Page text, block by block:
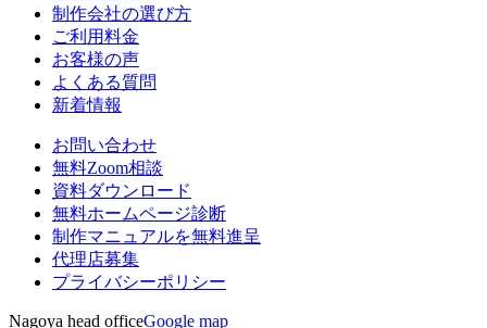
制作会社の選び方
ご利用料金
お客様の声
よくある質問
新着情報
お問い合わせ
無料Zoom相談
資料ダウンロード
無料ホームページ診断
制作マニュアルを無料進呈
代理店募集
プライバシーポリシー
Nagoya head officeGoogle map